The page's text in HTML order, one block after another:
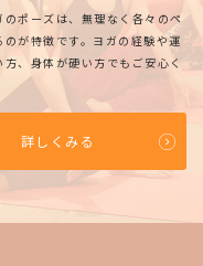
のポーズは、無理なく各々のペ
のが特徴です。ヨガの経験や運
方、身体が硬い方でもご安心く
詳しくみる